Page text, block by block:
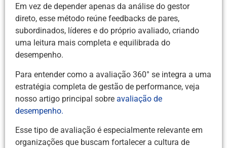
Em vez de depender apenas da análise do gestor
direto, esse método reúne feedbacks de pares,
subordinados, líderes e do próprio avaliado, criando
uma leitura mais completa e equilibrada do
desempenho.
Para entender como a avaliação 360° se integra a uma
estratégia completa de gestão de performance, veja
nosso artigo principal sobre avaliação de
desempenho.
Esse tipo de avaliação é especialmente relevante em
organizações que buscam fortalecer a cultura de